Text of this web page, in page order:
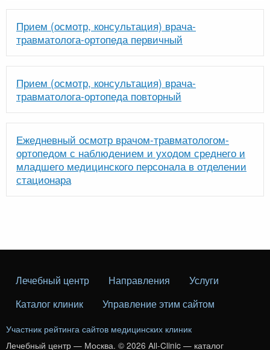
Прием (осмотр, консультация) врача-
травматолога-ортопеда первичный
Прием (осмотр, консультация) врача-
травматолога-ортопеда повторный
Ежедневный осмотр врачом-травматологом-
ортопедом с наблюдением и уходом среднего и
младшего медицинского персонала в отделении
стационара
Лечебный центр Направления
Услуги
Каталог клиник
Управление этим сайтом
Участник рейтинга сайтов медицинских клиник
Лечебный центр — Москва. © 2026 All-Clinic — каталог